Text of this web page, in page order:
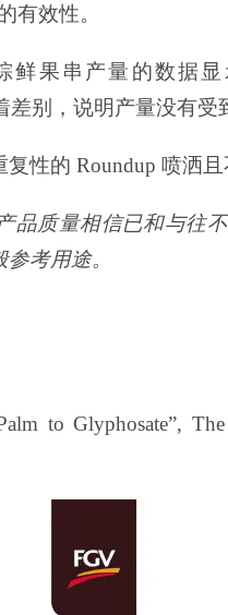
有效性。
鲜果串产量的数据
别，说明产量没有受
性的 Roundup 喷洒且
品质量相信已和与往
考用途。
to Glyphosate”,